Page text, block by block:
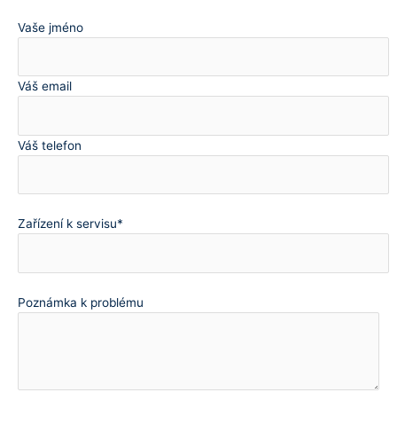
Vaše jméno
Váš email
Váš telefon
Zařízení k servisu*
Poznámka k problému